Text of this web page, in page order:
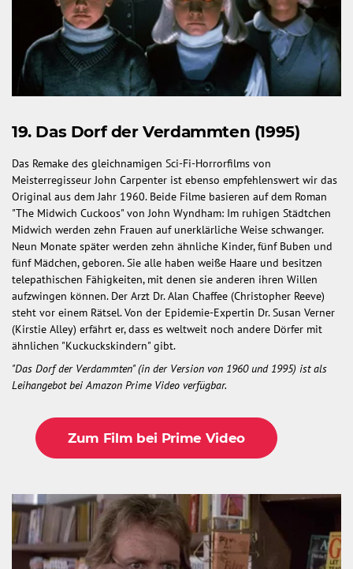
19. Das Dorf der Verdammten (1995)
Das Remake des gleichnamigen Sci-Fi-Horrorfilms von
Meisterregisseur John Carpenter ist ebenso empfehlenswert wir das
Original aus dem Jahr 1960. Beide Filme basieren auf dem Roman
"The Midwich Cuckoos" von John Wyndham: Im ruhigen Städtchen
Midwich werden zehn Frauen auf unerklärliche Weise schwanger.
Neun Monate später werden zehn ähnliche Kinder, fünf Buben und
fünf Mädchen, geboren. Sie alle haben weiße Haare und besitzen
telepathischen Fähigkeiten, mit denen sie anderen ihren Willen
aufzwingen können. Der Arzt Dr. Alan Chaffee (Christopher Reeve)
steht vor einem Rätsel. Von der Epidemie-Expertin Dr. Susan Verner
(Kirstie Alley) erfährt er, dass es weltweit noch andere Dörfer mit
ähnlichen "Kuckuckskindern" gibt.
"Das Dorf der Verdammten" (in der Version von 1960 und 1995) ist als
Leihangebot bei Amazon Prime Video verfügbar.
Zum Film bei Prime Video